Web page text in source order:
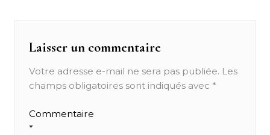
Laisser un commentaire
Votre adresse e-mail ne sera pas publiée. Les
champs obligatoires sont indiqués avec *
Commentaire
*